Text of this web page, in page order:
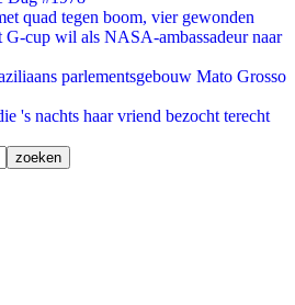
quad tegen boom, vier gewonden
G-cup wil als NASA-ambassadeur naar
parlementsgebouw Mato Grosso
's nachts haar vriend bezocht terecht